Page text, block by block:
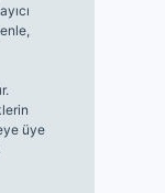
üye